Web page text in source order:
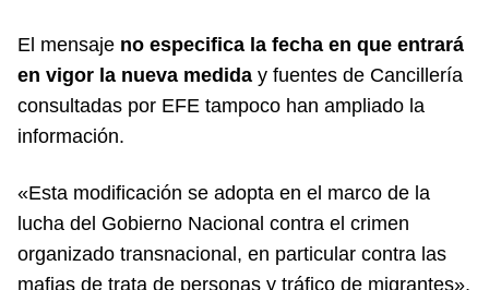
El mensaje no especifica la fecha en que entrará
en vigor la nueva medida y fuentes de Cancillería
consultadas por EFE tampoco han ampliado la
información.
«Esta modificación se adopta en el marco de la
lucha del Gobierno Nacional contra el crimen
organizado transnacional, en particular contra las
mafias de trata de personas y tráfico de migrantes»,